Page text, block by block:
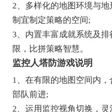
2、多样化的地图环境与
制宜制定策略的空间;
3、内置丰富成就系统及
限，比拼策略智慧。
监控人塔防游戏说明
1、在有限的地图空间内
部队前进;
2、运用监控视角切换，